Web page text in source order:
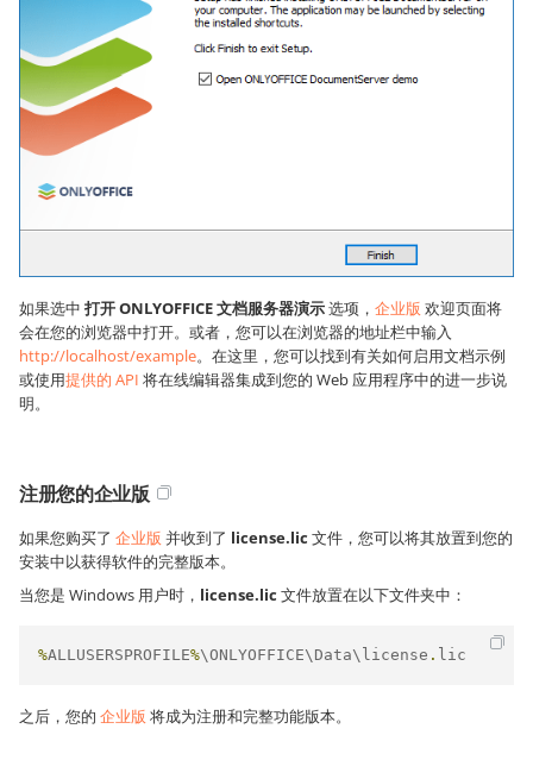
如果选中 打开 ONLYOFFICE 文档服务器演示选项， 企业版 欢迎页面将
会在您的浏览器中打开。或者，您可以在浏览器的地址栏中输入
http://localhost/example。在这里，您可以找到有关如何启用文档示例
或使用提供的 API 将在线编辑器集成到您的 Web 应用程序中的进一步说
明。
注册您的企业版
如果您购买了 企业版 并收到了 license.lic 文件，您可以将其放置到您的
安装中以获得软件的完整版本。
当您是 Windows 用户时， license.lic 文件放置在以下文件夹中：
%ALLUSERSPROFILE%\ONLYOFFICE\Data\license . lic
之后，您的 企业版 将成为注册和完整功能版本。